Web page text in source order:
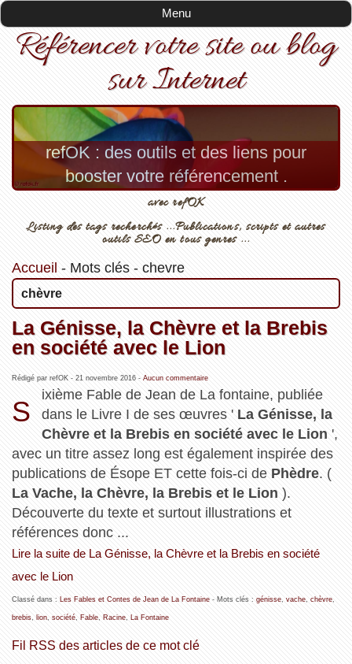
Menu
Référencer votre site ou blog
sur Internet
refOK : des outils et des liens pour
booster votre référencement .
avec refOK
Listing des tags recherchés ...Publications, scripts et autres
outils SEO en tous genres ...
Accueil - Mots clés- chevre
chèvre
La Génisse, la Chèvre et la Brebis
en société avec le Lion
Rédigé par refOK - 21 novembre 2016- Aucun commentaire
S
ixième Fable de Jean de La fontaine, publiée
dans le Livre I de ses œuvres ' La Génisse, la
Chèvre et la Brebis en société avec le Lion ',
avec un titre assez long est également inspirée des
publications de Ésope ET cette fois-ci de Phèdre. (
La Vache, la Chèvre, la Brebis et le Lion ).
Découverte du texte et surtout illustrations et
références donc ...
Lire la suite de La Génisse, la Chèvre et la Brebis en société
avec le Lion
Classé dans : Les Fables et Contes de Jean de La Fontaine- Mots clés : génisse, vache, chèvre,
brebis, lion, société, Fable, Racine, La Fontaine
Fil RSS des articles de ce mot clé